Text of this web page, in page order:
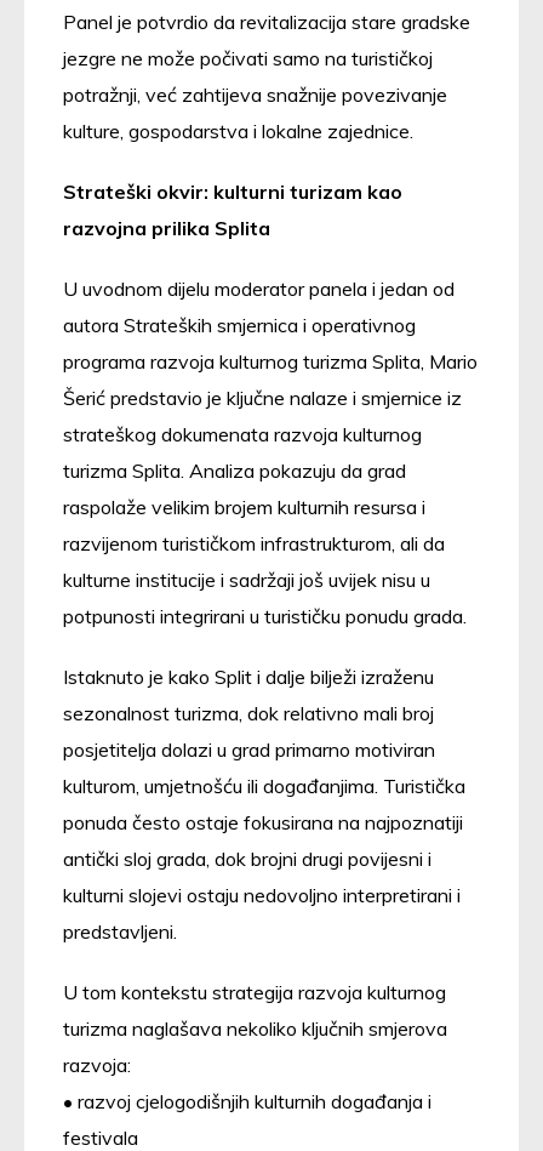
Panel je potvrdio da revitalizacija stare gradske
jezgre ne može počivati samo na turističkoj
potražnji, već zahtijeva snažnije povezivanje
kulture, gospodarstva i lokalne zajednice.
Strateški okvir: kulturni turizam kao
razvojna prilika Splita
U uvodnom dijelu moderator panela i jedan od
autora Strateških smjernica i operativnog
programa razvoja kulturnog turizma Splita, Mario
Šerić predstavio je ključne nalaze i smjernice iz
strateškog dokumenata razvoja kulturnog
turizma Splita. Analiza pokazuju da grad
raspolaže velikim brojem kulturnih resursa i
razvijenom turističkom infrastrukturom, ali da
kulturne institucije i sadržaji još uvijek nisu u
potpunosti integrirani u turističku ponudu grada.
Istaknuto je kako Split i dalje bilježi izraženu
sezonalnost turizma, dok relativno mali broj
posjetitelja dolazi u grad primarno motiviran
kulturom, umjetnošću ili događanjima. Turistička
ponuda često ostaje fokusirana na najpoznatiji
antički sloj grada, dok brojni drugi povijesni i
kulturni slojevi ostaju nedovoljno interpretirani i
predstavljeni.
U tom kontekstu strategija razvoja kulturnog
turizma naglašava nekoliko ključnih smjerova
razvoja:
• razvoj cjelogodišnjih kulturnih događanja i
festivala